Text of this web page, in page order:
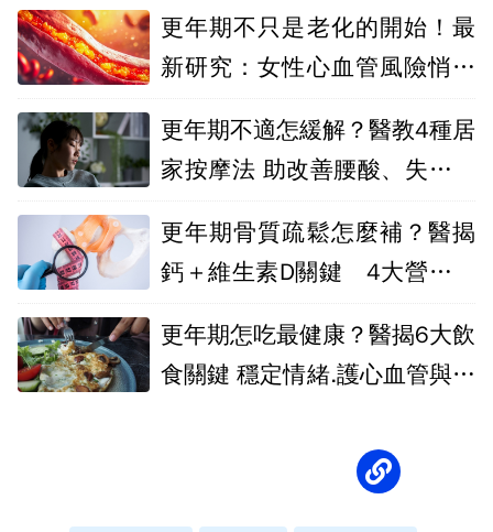
更年期不只是老化的開始！最
新研究：女性心血管風險悄悄
更年期不適怎緩解？醫教4種居
家按摩法 助改善腰酸、失眠與
更年期骨質疏鬆怎麼補？醫揭
鈣＋維生素D關鍵 4大營養素
更年期怎吃最健康？醫揭6大飲
食關鍵 穩定情緒.護心血管與延